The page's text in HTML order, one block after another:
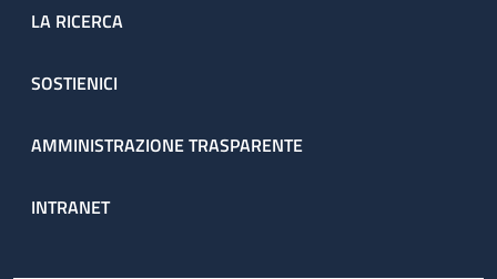
LA RICERCA
SOSTIENICI
AMMINISTRAZIONE TRASPARENTE
INTRANET